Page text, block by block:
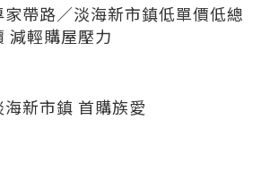
家帶路／淡海新市鎮低單價低總
減輕購屋壓力
海新市鎮 首購族愛